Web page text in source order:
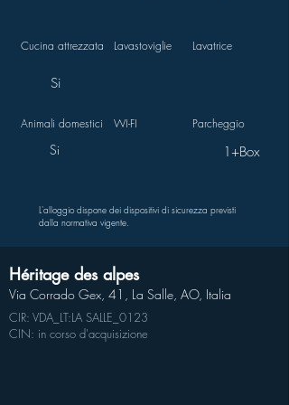
Cucina attrezzata Lavastoviglie Lavatrice
Si
Animali domestici WI-FI
Si
Parcheggio
1+Box
L'alloggio dispone dei dispositivi di sicurezza previsti
dalla normativa vigente.
Héritage des alpes
Via Corrado Gex, 41, La Salle, AO, Italia
CIR: VDA_LT:LA SALLE_0123
CIN: in corso d'acquisizione